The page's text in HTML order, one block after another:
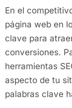
En el
página web en
clave para
conversiones.
herramientas
aspecto de tu
palabras clave